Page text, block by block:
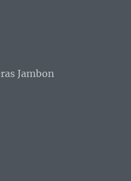
Jambon